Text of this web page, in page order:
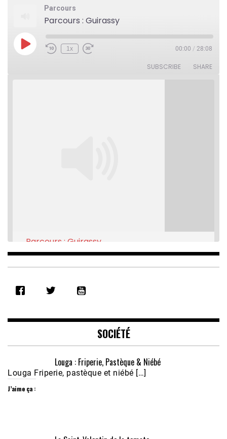
Parcours
Parcours : Guirassy
Play
Episode
Rewind
1x
Fast
00:00 / 28:08
SUBSCRIBE SHARE
RSS FEED
EMBED
Parcours : Guirassy
Feb 16, 2021 • 28:08
SOCIÉTÉ
Louga : Friperie, Pastèque & Niébé
Louga Friperie, pastèque et niébé […]
J’aime ça :